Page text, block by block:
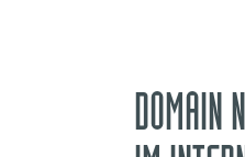
DOMAIN